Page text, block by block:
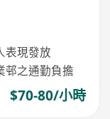
表現發放
邨之通勤負擔
$70-80/小時